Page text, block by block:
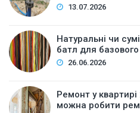
13.07.2026
Натуральні чи
батл для
26.06.2026
Ремонт у
можна робити